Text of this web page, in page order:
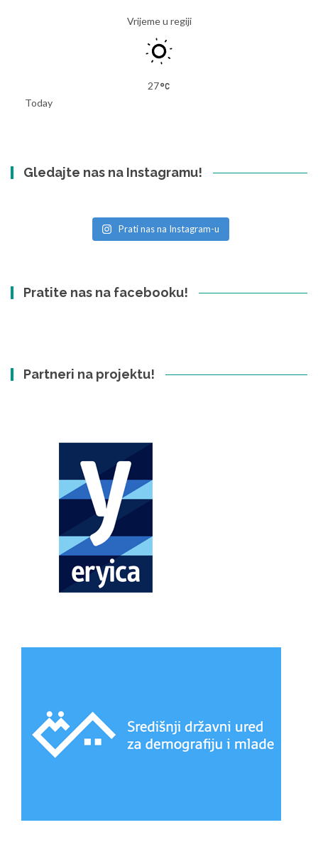
Vrijeme u regiji
27
Today
Gledajte nas na Instagramu!
Prati nas na Instagram-u
Pratite nas na facebooku!
Partneri na projektu!